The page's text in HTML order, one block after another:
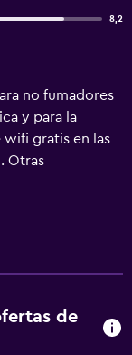
8,2
no fumadores
y para la
wifi gratis en las
Otras
Earnslaw Lodge
Se ofrece
acceso a
de
de